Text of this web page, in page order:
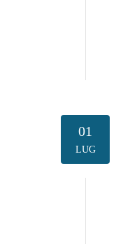
01
LUG